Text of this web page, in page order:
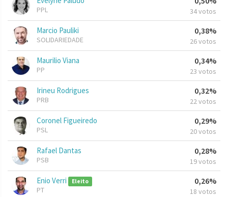
PPL 34 votos
Marcio Pauliki
SOLIDARIEDADE
0,38%
26 votos
Maurilio Viana
PP
0,34%
23 votos
Irineu Rodrigues
PRB
0,32%
22 votos
Coronel Figueiredo
PSL
0,29%
20 votos
Rafael Dantas
PSB
0,28%
19 votos
Enio Verri Eleito
PT
0,26%
18 votos